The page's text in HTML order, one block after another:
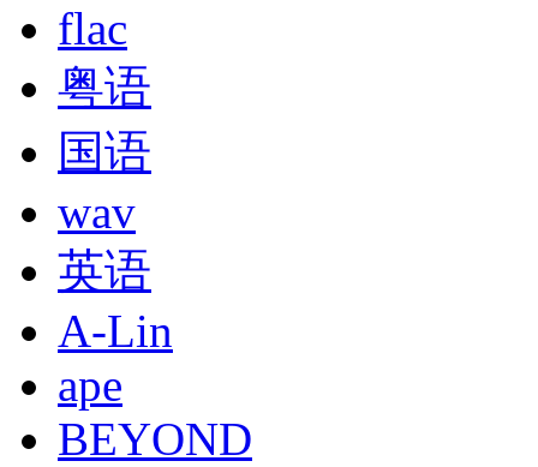
flac
粤语
国语
wav
英语
A-Lin
ape
BEYOND